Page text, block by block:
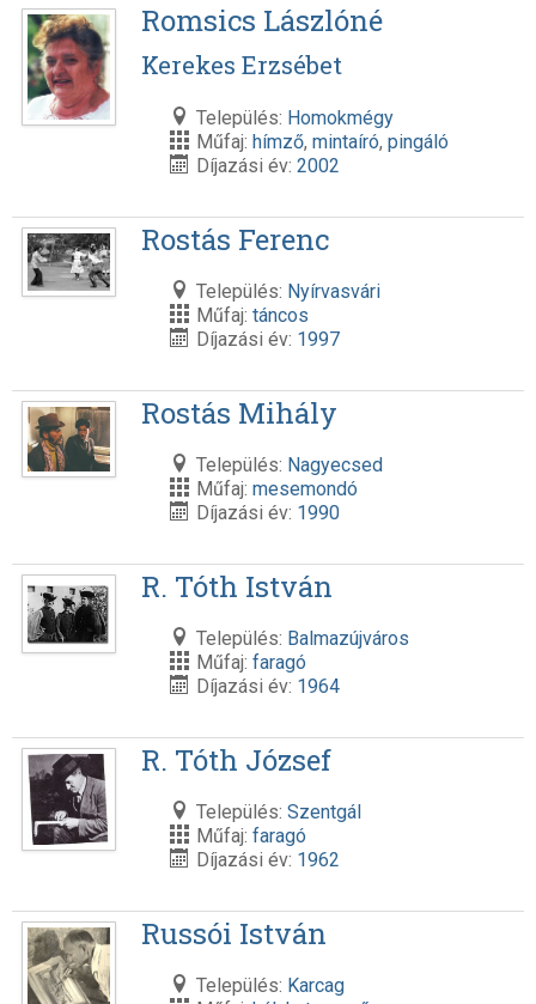
Romsics Lászlóné
Kerekes Erzsébet
Település: Homokmégy
Műfaj: hímző, mintaíró, pingáló
Díjazási év: 2002
Rostás Ferenc
Település: Nyírvasvári
Műfaj: táncos
Díjazási év: 1997
Rostás Mihály
Település: Nagyecsed
Műfaj: mesemondó
Díjazási év: 1990
R. Tóth István
Település: Balmazújváros
Műfaj: faragó
Díjazási év: 1964
R. Tóth József
Település: Szentgál
Műfaj: faragó
Díjazási év: 1962
Russói István
Település: Karcag